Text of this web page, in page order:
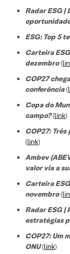
Radar ESG |
ESG: Top 5
Carteira
dezembro(
COP27
conferência(
Copa do
campo?(link)
COP27:
(link)
Ambev
valor via a
Carteira
novembro(
Radar ESG |
estratégias
COP27: Um
ONU(link)